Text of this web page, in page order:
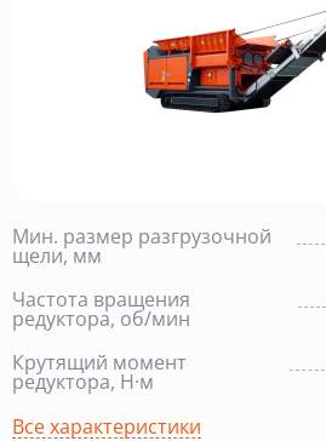
Мин. размер разгрузочной
щели, мм
Частота вращения
редуктора, об/мин
Крутящий момент
редуктора, Н·м
Все характеристики